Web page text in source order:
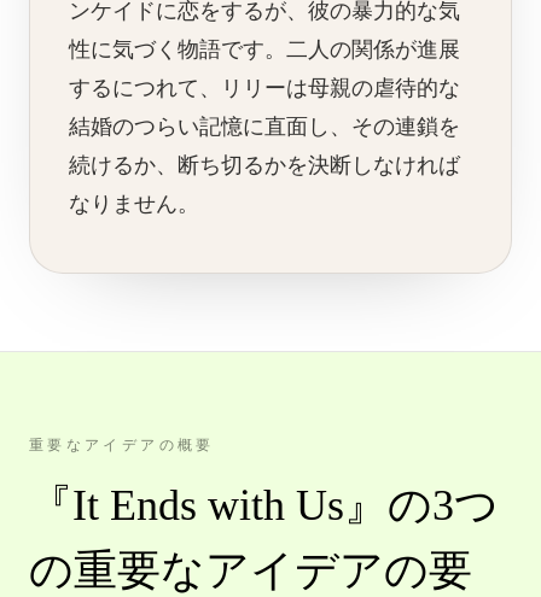
ンケイドに恋をするが、彼の暴力的な気
性に気づく物語です。二人の関係が進展
するにつれて、リリーは母親の虐待的な
結婚のつらい記憶に直面し、その連鎖を
続けるか、断ち切るかを決断しなければ
なりません。
重要なアイデアの概要
『It Ends with Us』の3つ
の重要なアイデアの要